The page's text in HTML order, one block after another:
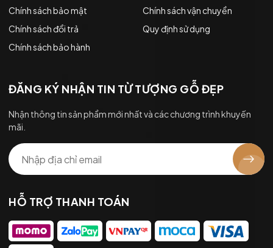
Chính sách bảo mật
Chính sách vận chuyển
Chính sách đổi trả
Quy định sử dụng
Chính sách bảo hành
ĐĂNG KÝ NHẬN TIN TỪ TƯỢNG GỖ ĐẸP
Nhận thông tin sản phẩm mới nhất và các chương trình khuyến
mãi.
HỖ TRỢ THANH TOÁN